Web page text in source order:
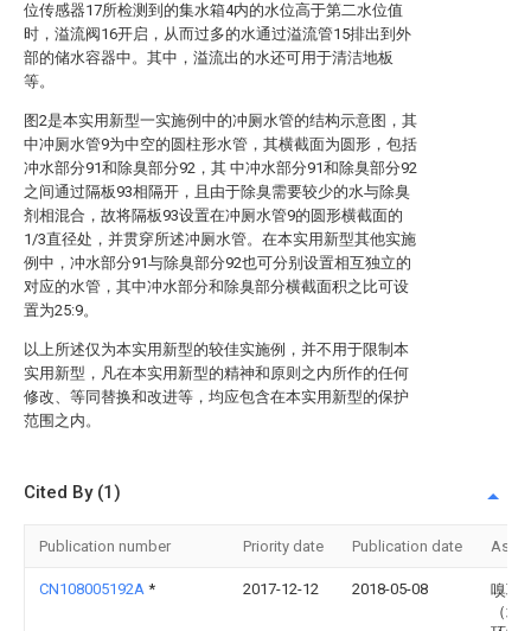
位传感器17所检测到的集水箱4内的水位高于第二水位值
时，溢流阀16开启，从而过多的水通过溢流管15排出到外
部的储水容器中。其中，溢流出的水还可用于清洁地板
等。
图2是本实用新型一实施例中的冲厕水管的结构示意图，其
中冲厕水管9为中空的圆柱形水管，其横截面为圆形，包括
冲水部分91和除臭部分92，其 中冲水部分91和除臭部分92
之间通过隔板93相隔开，且由于除臭需要较少的水与除臭
剂相混合，故将隔板93设置在冲厕水管9的圆形横截面的
1/3直径处，并贯穿所述冲厕水管。在本实用新型其他实施
例中，冲水部分91与除臭部分92也可分别设置相互独立的
对应的水管，其中冲水部分和除臭部分横截面积之比可设
置为25:9。
以上所述仅为本实用新型的较佳实施例，并不用于限制本
实用新型，凡在本实用新型的精神和原则之内所作的任何
修改、等同替换和改进等，均应包含在本实用新型的保护
范围之内。
Cited By (1)
Publication number Priority date Publication date
CN108005192A * 2017-12-12 2018-05-08
嗅联
（北